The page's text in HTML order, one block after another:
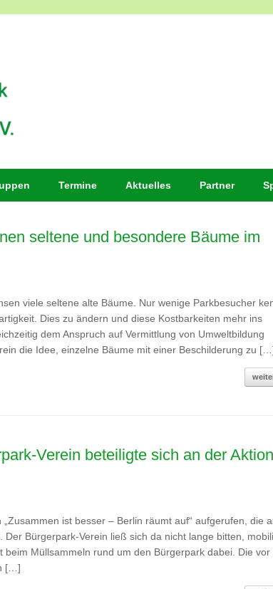
Termine Aktuelles Partner
seltene und besondere Bäume im
viele seltene alte Bäume. Nur wenige Parkbesucher
Dies zu ändern und diese Kostbarkeiten mehr ins
dem Anspruch auf Vermittlung von Umweltbildung
die Idee, einzelne Bäume mit einer Beschilderung zu
Verein beteiligte sich an der
ist besser – Berlin räumt auf“ aufgerufen, die
Bürgerpark-Verein ließ sich da nicht lange bitten,
Müllsammeln rund um den Bürgerpark dabei. Die vor
[…]